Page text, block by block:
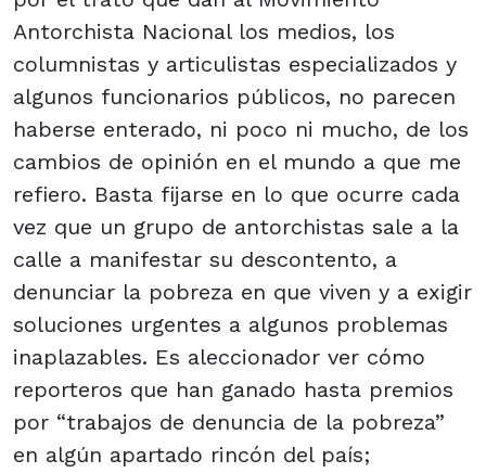
Antorchista Nacional los medios, los
columnistas y articulistas especializados y
algunos funcionarios públicos, no parecen
haberse enterado, ni poco ni mucho, de los
cambios de opinión en el mundo a que me
refiero. Basta fijarse en lo que ocurre cada
vez que un grupo de antorchistas sale a la
calle a manifestar su descontento, a
denunciar la pobreza en que viven y a exigir
soluciones urgentes a algunos problemas
inaplazables. Es aleccionador ver cómo
reporteros que han ganado hasta premios
por “trabajos de denuncia de la pobreza”
en algún apartado rincón del país;